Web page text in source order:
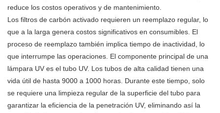
reduce los costos operativos y de mantenimiento.
Los filtros de carbón activado requieren un reemplazo regular, lo
que a la larga genera costos significativos en consumibles. El
proceso de reemplazo también implica tiempo de inactividad, lo
que interrumpe las operaciones. El componente principal de una
lámpara UV es el tubo UV. Los tubos de alta calidad tienen una
vida útil de hasta 9000 a 1000 horas. Durante este tiempo, solo
se requiere una limpieza regular de la superficie del tubo para
garantizar la eficiencia de la penetración UV, eliminando así la